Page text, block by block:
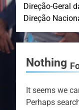
Direção-Geral
Direção
Nothing
It seems we
Perhaps